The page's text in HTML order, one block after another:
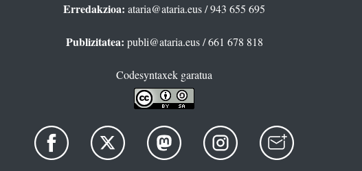
Erredakzioa: ataria@ataria.eus/ 943 655 695
Publizitatea: publi@ataria.eus/ 661 678 818
Codesyntaxek garatua